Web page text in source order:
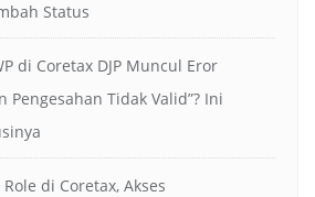
Status
di Coretax DJP Muncul Eror
Pengesahan Tidak Valid”? Ini
di Coretax, Akses